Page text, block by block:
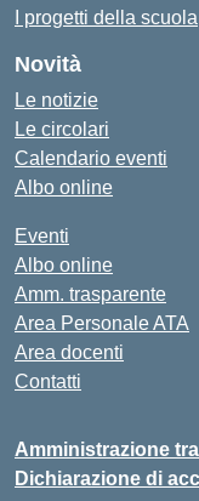
I progetti della scuola
Novità
Le notizie
Le circolari
Calendario eventi
Albo online
Eventi
Albo online
Amm. trasparente
Area Personale ATA
Area docenti
Contatti
Amministrazione
Dichiarazione di